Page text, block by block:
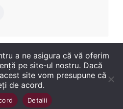
Județeană
a ne asigura că vă oferim
pe site-ul nostru. Dacă
site vom presupune că
de acord.
Detalii